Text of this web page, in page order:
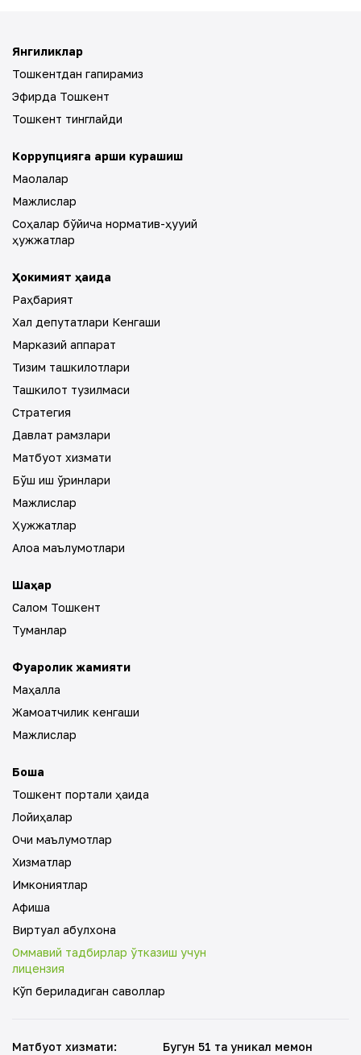
Янгиликлар
Тошкентдан гапирамиз
Эфирда Тошкент
Тошкент тинглайди
Коррупцияга қарши курашиш
Мақолалар
Мажлислар
Соҳалар бўйича норматив-ҳуқуқий
ҳужжатлар
Ҳокимият ҳақида
Раҳбарият
Халқ депутатлари Кенгаши
Марказий аппарат
Тизим ташкилотлари
Ташкилот тузилмаси
Стратегия
Давлат рамзлари
Матбуот хизмати
Бўш иш ўринлари
Мажлислар
Ҳужжатлар
Алоқа маълумотлари
Шаҳар
Салом Тошкент
Туманлар
Фуқаролик жамияти
Маҳалла
Жамоатчилик кенгаши
Мажлислар
Бошқа
Тошкент портали ҳақида
Лойиҳалар
Очиқ маълумотлар
Хизматлар
Имкониятлар
Афиша
Виртуал қабулхона
Оммавий тадбирлар ўтказиш учун
лицензия
Кўп бериладиган саволлар
Матбуот хизмати: Бугун 51 та уникал меҳмон